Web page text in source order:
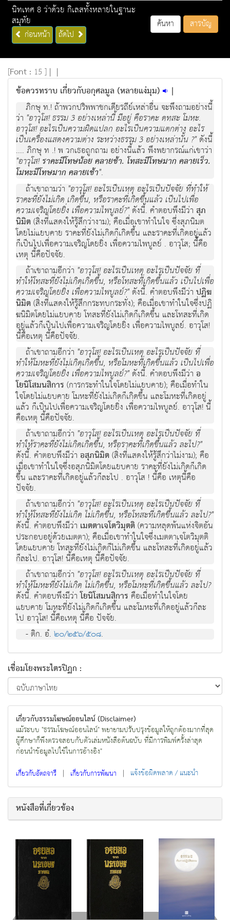
นิทเทศ 8 ว่าด้วย กิเลสทั้งหลายในฐานะ
สมุทัย
ก่อนหน้า ถัดไป
ค้นหา สารบัญ
[Font : 15 ] | |
ข้อควรทราบ เกี่ยวกับอกุศลมูล (หลายแง่มุม) |
ภิกษุ ท.! ถ้าพวกปริพพาชกเดียรถีย์เหล่าอื่น จะพึงถามอย่างนี้
ว่า "อาวุโส! ธรรม 3 อย่างเหล่านี้ มีอยู่ คือราคะ ดทสะ โมหะ.
อาวุโส! อะไรเป็นความผิดแปลก อะไรเป็นความแตกต่าง อะไร
เป็นเครื่องแสดงความต่าง ระหว่างธรรม 3 อย่างเหล่านั้น ?"ดังนี้
.... ภิกษุ ท .! พ วกเธอถูกถาม อย่างนี้แล้ว พึงพยากรณ์แก่เขาว่า
"อาวุโส!ราคะมีโทษน้อย คลายช้า. โทสะมีโทษมาก คลายเร็ว.
โมหะมีโทษมาก คลายเช้า".
ถ้าเขาถามว่า "อาวุโส! อะไรเป็นเหตุ อะไรเป็นปัจจัย ที่ทำให้
ราคะที่ยังไม่เกิด เกิดขึ้น, หรือราคะที่เกิดขึ้นแล้ว เป็นไปเพื่อ
ความเจริญโดยยิ่ง เพื่อความไพบูลย์?"ดังนี้. คำตอบพึงมีว่า สุภ
นิมิต(สิ่งที่แสดงให้รู้สึกว่างาม); คือเมื่อเขาทำในใจ ซึ่งสุภนิมต
โดยไม่แยบคาย ราคะที่ยังไม่เกิดก็เกิดขึ้น และราคะที่เกิดอยู่แล้ว
ก็เป็นไปเพื่อความเจริญโดยยิ่ง เพื่อความไพบูลย์ . อาวุโส; นี้คือ
เหตุ นี้คือปัจจัย.
ถ้าเขาถามอีกว่า "อาวุโส! อะไรเป็นเหตุ อะไรเป็นปัจจัย ที่
ทำให้โทสะที่ยังไม่เกิดเกิดขึ้น, หรือโทสะที่เกิดขึ้นแล้ว เป็นไปเพื่อ
ความเจริญโดยยิ่ง เพื่อความไพบูลย์?"ดังนี้. คำตอบพึงมีว่า ปฏิฆ
นิมิต(สิ่งที่แสดงให้รู้สึกกระทบกระทั่ง); คือเมื่อเขาทำในใจซึ่งปฏิ
ฆนิมิตโดยไม่แยบคาย โทสะที่ยังไม่เกิดก็เกิดขึ้น และโทสะที่เกิด
อยู่แล้วก็เป็นไปเพื่อความเจริญโดยยิ่ง เพื่อความไพบูลย์. อาวุโส!
นี้คือเหตุ นี้คือปัจจัย.
ถ้าเขาถามอีกว่า "อาวุโส! อะไรเป็นเหตุ อะไรเป็นปัจจัย ที่
ทำให้โมหะที่ยังไม่เกิดเกิดขึ้น, หรือโมหะที่เกิดขึ้นแล้ว เป็นไปเพื่อ
ความเจริญโดยยิ่ง เพื่อความไพบูลย์?"ดังนี้. คำตอบพึงมีว่า อ
โยนิโสมนสิการ (การกระทำในใจโดยไม่แยบคาย); คือเมื่อทำใน
ใจโดยไม่แยบคาย โมหะที่ยังไม่เกิดก็เกิดขึ้น และโมหะที่เกิดอยู่
แล้ว ก็เป็นไปเพื่อความเจริญโดยยิ่ง เพื่อความไพบูลย์. อาวุโส! นี้
คือเหตุ นี้คือปัจจัย.
ถ้าเขาถามอีกว่า "อาวุโส! อะไรเป็นเหตุ อะไรเป็นปัจจัย ที่
ทำให้ราคะที่ยังไม่เกิดเกิดขึ้น, หรือราคะที่เกิดขึ้นแล้ว ละไป?"
ดังนี้. คำตอบพึงมีว่า อสุภนิมิต(สิ่งที่แสดงให้รู้สึกว่าไม่งาม); คือ
เมื่อเขาทำในใจซึ่งอสุภนิมิตโดยแยบคาย ราคะที่ยังไม่เกิดก็เกิด
ขึ้น และราคะที่เกิดอยู่แล้วก็ละไป . อาวุโส ! นี้คือ เหตุนี้คือ
ปัจจัย.
ถ้าเขาถามอีกว่า "อาวุโส! อะไรเป็นเหตุ อะไรเป็นปัจจัย ที่
ทำให้โทสะที่ยังไม่เกิด ไม่เกิดขึ้น, หรือโทสะที่เกิดขึ้นแล้ว ละไป?"
ดังนี้. คำตอบพึงมีว่า เมตตาเจโตวิมุตติ(ความหลุดพ้นแห่งจิตอัน
ประกอบอยู่ด้วยเมตตา); คือเมื่อเขาทำในใจซึ่งเมตตาเจโตวิมุตติ
โดยแยบคาย โทสะที่ยังไม่เกิดก็ไม่เกิดขึ้น และโทสะที่เกิดอยู่แล้ว
ก็ละไป. อาวุโส! นี้คือเหตุ นี้คือปัจจัย.
ถ้าเขาถามอีกว่า "อาวุโส! อะไรเป็นเหตุ อะไรเป็นปัจจัย ที่
ทำให้โมหะที่ยังไม่เกิด ไม่เกิดขึ้น, หรือโมหะที่เกิดขึ้นแล้ว ละไป?
ดังนี้. คำตอบพึงมีว่าโยนิโสมนสิการ คือเมื่อทำในใจโดย
แยบคาย โมหะที่ยังไม่เกิดก็เกิดขึ้น และโมหะที่เกิดอยู่แล้วก็ละ
ไป อาวุโส! นี้คือเหตุ นี้คือ ปัจจัย.
- ติก. อํ.๒๐/๒๕๖/๕๐๘.
เชื่อมโยงพระไตรปิฏก :
เกี่ยวกับธรรมโฆษณ์ออนไลน์ (Disclaimer)
แม้ระบบ "ธรรมโฆษณ์ออนไลน์" พยายามปรับปรุงข้อมูลให้ถูกต้องมากที่สุด
ผู้ศึกษาก็พึงตรวจสอบกับตัวเล่มหนังสือต้นฉบับ ที่มีการพิมพ์ครั้งล่าสุด
ก่อนนำข้อมูลไปใช้ในการอ้างอิง"
เกี่ยวกับอัตถจารี | เกี่ยวกับการพัฒนา | แจ้งข้อผิดพลาด / แนะนำ
หนังสือที่เกี่ยวข้อง